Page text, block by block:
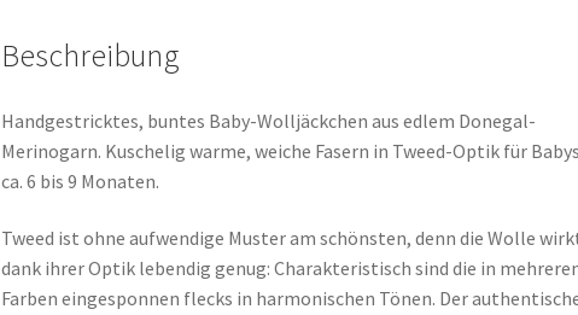
Beschreibung
Handgestricktes, buntes Baby-Wolljäckchen aus edlem Donegal-
Merinogarn. Kuschelig warme, weiche Fasern in Tweed-Optik für
ca. 6 bis 9 Monaten.
Tweed ist ohne aufwendige Muster am schönsten, denn die Wolle
dank ihrer Optik lebendig genug: Charakteristisch sind die in
Farben eingesponnen flecks in harmonischen Tönen. Der